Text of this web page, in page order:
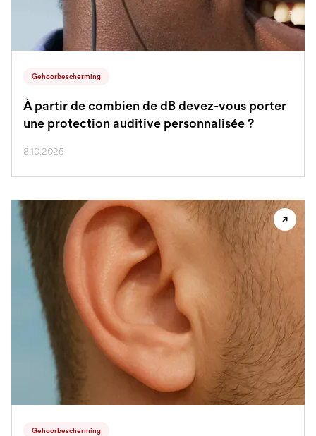
Gehoorbescherming
À partir de combien de dB devez-vous porter
une protection auditive personnalisée ?
8.10.2025
Gehoorbescherming